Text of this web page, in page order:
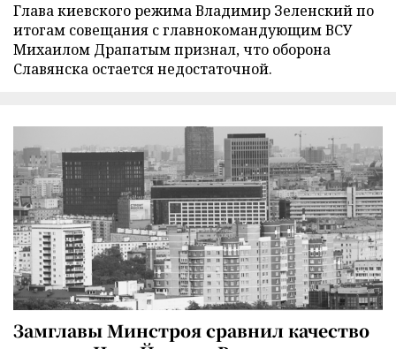
Глава киевского режима Владимир Зеленский по
итогам совещания с главнокомандующим ВСУ
Михаилом Драпатым признал, что оборона
Славянска остается недостаточной.
Замглавы Минстроя сравнил качество